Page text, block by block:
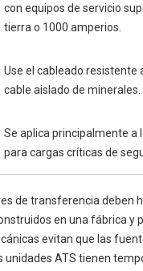
con equipos de servicio
tierra o 1000 amperios.
Use el cableado resistente
cable aislado de minerales.
Se aplica principalmente a
para cargas críticas de
de transferencia deben
en una fábrica y
evitan que las
unidades ATS tienen